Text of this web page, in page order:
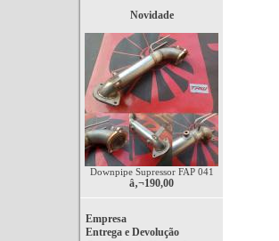
Novidade
Downpipe Supressor FAP 041
â‚¬190,00
Empresa
Entrega e Devolução